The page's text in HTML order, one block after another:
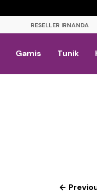
RESELLER IRNANDA
Gamis Tunik
←